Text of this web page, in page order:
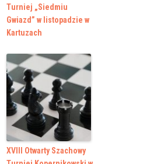
Turniej „Siedmiu
Gwiazd” w listopadzie w
Kartuzach
XVIII Otwarty Szachowy